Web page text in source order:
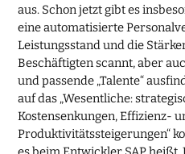
aus. Schon jetzt gibt es
eine automatisierte
Leistungsstand und die
Beschäftigten scannt, aber
und passende „Talente“
auf das „Wesentliche:
Kostensenkungen, Effizienz-
Produktivitätssteigerungen“